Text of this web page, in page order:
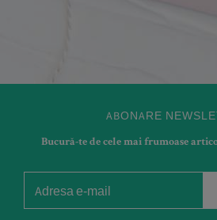
ABONARE
Bucură-te de cele mai frumoase